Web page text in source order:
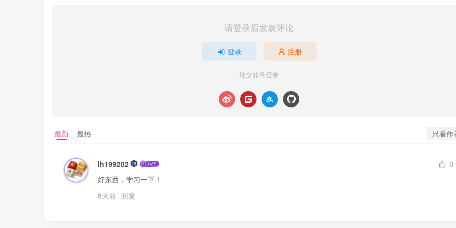
请登录后发表评论
登录 注册
社交账号登录
最新 最热 只看作
lh199202
0
好东西，学习一下！
8天前 回复